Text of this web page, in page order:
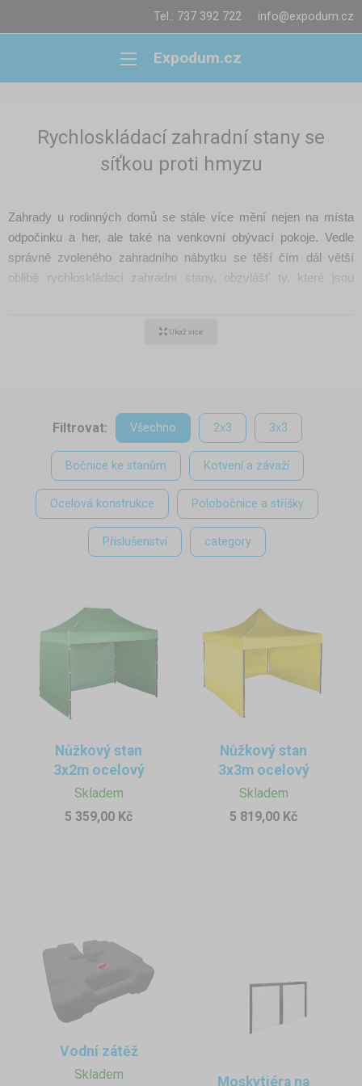
Tel.: 737 392 722 info@expodum.cz
Expodum.cz
Rychloskládací zahradní stany se
síťkou proti hmyzu
Zahrady u rodinných domů se stále více mění nejen na místa
odpočinku a her, ale také na venkovní obývací pokoje. Vedle
správně zvoleného zahradního nábytku se těší čím dál větší
oblibě rychloskládací zahradní stany, obzvlášť ty, které jsou
velmi univerzální – ideální pro rodinná a přátelská setkání, letní
Proč je rychloskládací stan se síťkou proti hmyzu
praktický?
Jednou z největších výhod rychloskládacích (tzv. pavilonových)
zahradních stanů je jejich velmi snadná montáž i demontáž – bez
použití nářadí je postavíte během několika minut. To ocení každý,
kdo nechce mít na zahradě trvalou konstrukci, ale občas
Ukaž více
Filtrovat: Všechno 2x3 3x3
Bočnice ke stanům Kotvení a závaží
Ocelová konstrukce Polobočnice a stříšky
Příslušenství category
Nůžkový stan
3x2m ocelový
Skladem
5 359,00 Kč
Nůžkový stan
3x3m ocelový
Skladem
5 819,00 Kč
Vodní zátěž
Skladem
Moskytiéra na